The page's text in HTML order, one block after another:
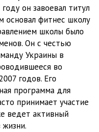
он завоевал титул
основал фитнес школу
школы было
Он с честью
Украины в
во
годов. Его
программа для
принимает участие
ведет активный